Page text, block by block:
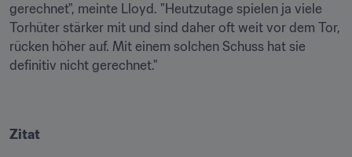
gerechnet", meinte Lloyd. "Heutzutage spielen ja viele
Torhüter stärker mit und sind daher oft weit vor dem Tor,
rücken höher auf. Mit einem solchen Schuss hat sie
definitiv nicht gerechnet."
Zitat